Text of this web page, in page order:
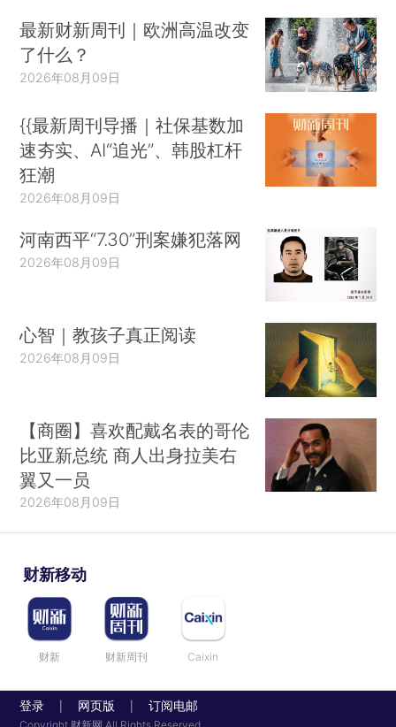
最新财新周刊｜欧洲高温改变
了什么？
2026年08月09日
{{最新周刊导播｜社保基数加
速夯实、AI“追光”、韩股杠杆
狂潮
2026年08月09日
河南西平“7.30”刑案嫌犯落网
2026年08月09日
心智｜教孩子真正阅读
2026年08月09日
【商圈】喜欢配戴名表的哥伦
比亚新总统 商人出身拉美右
翼又一员
2026年08月09日
财新移动
财新 财新周刊 Caixin
登录 网页版 订阅电邮